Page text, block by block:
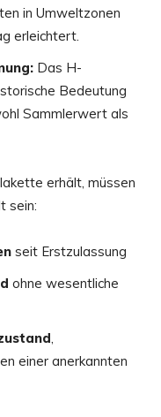
in Umweltzonen
erleichtert.
Das H-
Bedeutung
Sammlerwert als
erhält, müssen
sein:
seit Erstzulassung
ohne wesentliche
,
einer anerkannten